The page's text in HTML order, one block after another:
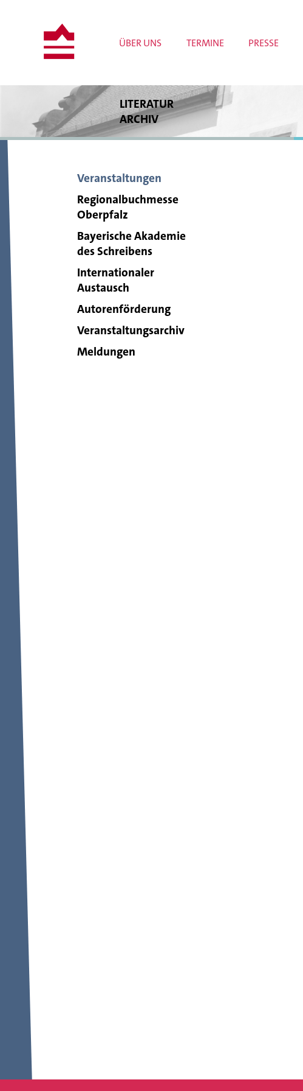
ÜBER UNS TERMINE PRESSE
LITERATUR
ARCHIV
Bestände
Archivrecherche
Publikationen
Wissenschaftliche Projekte
Tagungen und Workshops
Veranstaltungen
Regionalbuchmesse
Oberpfalz
Bayerische Akademie
des Schreibens
Internationaler
Austausch
Autorenförderung
Veranstaltungsarchiv
Meldungen